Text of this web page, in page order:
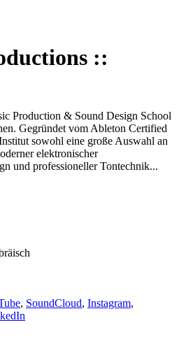
::
Production & Sound Design School
Gegründet vom Ableton Certified
sowohl eine große Auswahl an
elektronischer
und professioneller Tontechnik...
, SoundCloud, Instagram,